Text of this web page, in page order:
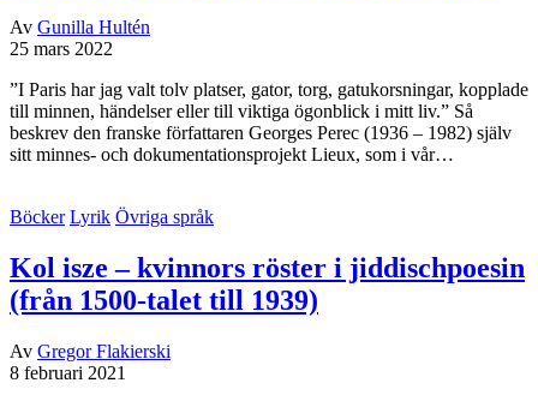
Av Gunilla Hultén
25 mars 2022
”I Paris har jag valt tolv platser, gator, torg, gatukorsningar, kopplade
till minnen, händelser eller till viktiga ögonblick i mitt liv.” Så
beskrev den franske författaren Georges Perec (1936 – 1982) själv
sitt minnes- och dokumentationsprojekt Lieux, som i vår…
Böcker Lyrik Övriga språk
Kol isze – kvinnors röster i jiddischpoesin
(från 1500-talet till 1939)
Av Gregor Flakierski
8 februari 2021